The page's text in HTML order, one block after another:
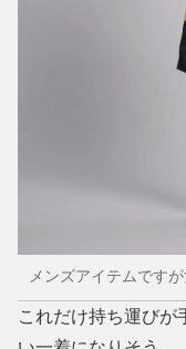
メンズアイテムです
これだけ持ち運びが